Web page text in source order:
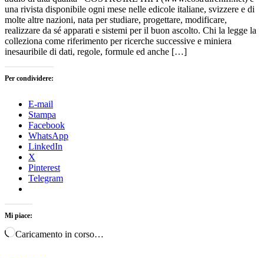
una rivista disponibile ogni mese nelle edicole italiane, svizzere e di
molte altre nazioni, nata per studiare, progettare, modificare,
realizzare da sé apparati e sistemi per il buon ascolto. Chi la legge la
colleziona come riferimento per ricerche successive e miniera
inesauribile di dati, regole, formule ed anche […]
Per condividere:
E-mail
Stampa
Facebook
WhatsApp
LinkedIn
X
Pinterest
Telegram
Mi piace:
Caricamento in corso…